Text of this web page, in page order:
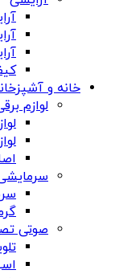
خانه و
لوازم
صوتی